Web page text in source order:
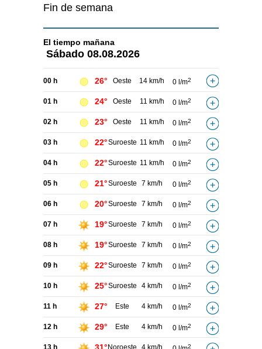
Fin de semana
El tiempo mañana
Sábado 08.08.2026
00 h 26° Oeste 14 km/h 0 l/m2
01 h 24° Oeste 11 km/h 0 l/m2
02 h 23° Oeste 11 km/h 0 l/m2
03 h 22°Suroeste 11 km/h 0 l/m2
04 h 22°Suroeste 11 km/h 0 l/m2
05 h 21°Suroeste 7 km/h 0 l/m2
06 h 20°Suroeste 7 km/h 0 l/m2
07 h 19°Suroeste 7 km/h 0 l/m2
08 h 19°Suroeste 7 km/h 0 l/m2
09 h 22°Suroeste 7 km/h 0 l/m2
10 h 25°Suroeste 4 km/h 0 l/m2
11 h 27° Este 4 km/h 0 l/m2
12 h 29° Este 4 km/h 0 l/m2
2